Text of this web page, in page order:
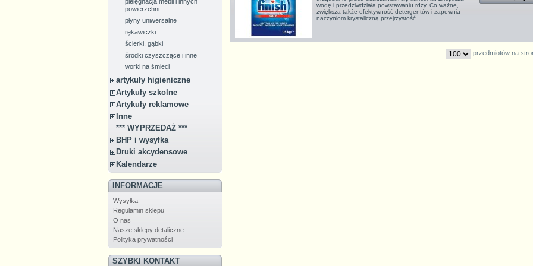
powierzchni
płyny uniwersalne
rękawiczki
ścierki, gąbki
środki czyszczące i inne
worki na śmieci
artykuły higieniczne
Artykuły szkolne
Artykuły reklamowe
Inne
*** WYPRZEDAŻ ***
BHP i wysyłka
Druki akcydensowe
Kalendarze
INFORMACJE
Wysyłka
Regulamin sklepu
O nas
Nasze sklepy detaliczne
Polityka prywatności
SZYBKI KONTAKT
wodę i przedziwdziała powstawaniu rdzy. Co ważne,
zwiększa także efektywność detergentów i zapewnia
naczyniom krystaliczną przejrzystość.
przedmiotów na